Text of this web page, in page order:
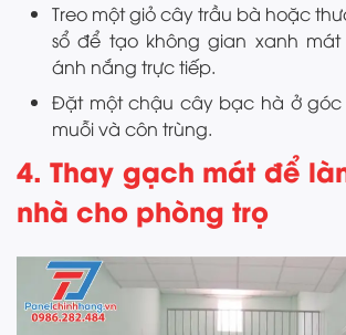
Treo một giỏ cây trầu bà hoặc
sổ để tạo không gian xanh
ánh nắng trực tiếp.
Đặt một chậu cây bạc hà ở
muỗi và côn trùng.
4. Thay gạch mát để
nhà cho phòng trọ